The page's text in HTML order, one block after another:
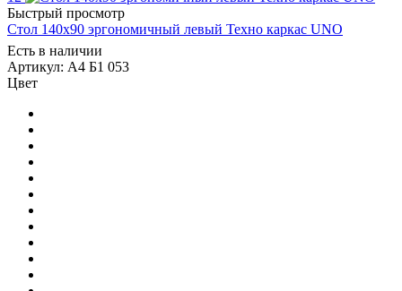
Быстрый просмотр
Стол 140х90 эргономичный левый Техно каркас UNO
Есть в наличии
Артикул: А4 Б1 053
Цвет